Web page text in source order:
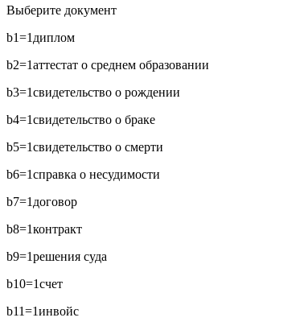
Выберите документ
b1=1 диплом
b2=1аттестат о среднем образовании
b3=1свидетельство о рождении
b4=1свидетельство о браке
b5=1свидетельство о смерти
b6=1справка о несудимости
b7=1 договор
b8=1контракт
b9=1решения суда
b10=1счет
b11=1инвойс